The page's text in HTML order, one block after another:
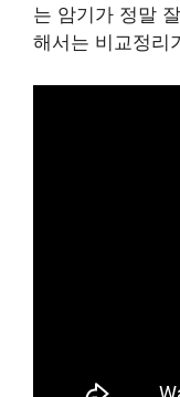
는 암기가 정말
해서는 비교정리